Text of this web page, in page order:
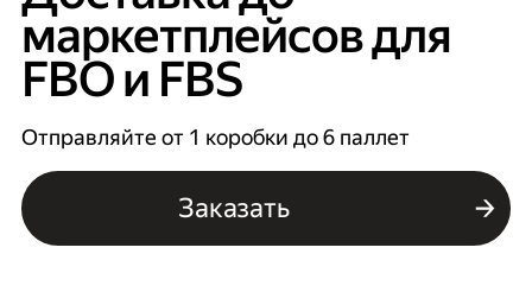
маркетплейсов для
FBO и FBS
Отправляйте от 1 коробки до 6 паллет
Заказать